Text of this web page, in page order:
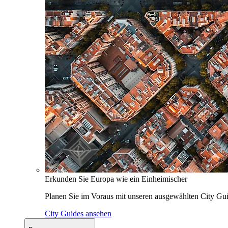
Erkunden Sie Europa wie ein Einheimischer
Planen Sie im Voraus mit unseren ausgewählten City
City Guides ansehen